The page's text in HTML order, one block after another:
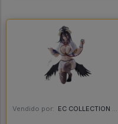
Vendido por: EC COLLECTION - SP